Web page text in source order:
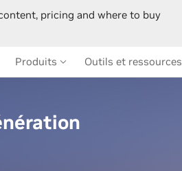
pricing and where to buy
Produits Outils et ressources